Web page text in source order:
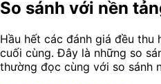
So sánh với nền
Hầu hết các đánh giá đều thu
cuối cùng. Đây là những so
thường đọc cùng với so sánh